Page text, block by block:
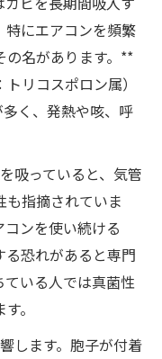
特にエアコンを頻繁
の名があります。**
リコスポロン属）
く、発熱や咳、呼
吸っていると、気管
指摘されていま
ンを使い続ける
る恐れがあると専門
いる人では真菌性
。
します。胞子が付着